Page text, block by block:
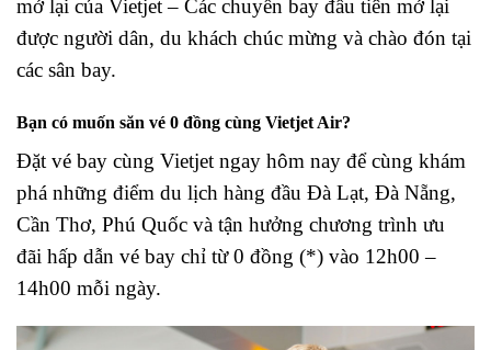
mở lại của Vietjet – Các chuyến bay đầu tiên mở lại
được người dân, du khách chúc mừng và chào đón tại
các sân bay.
Bạn có muốn săn vé 0 đồng cùng Vietjet Air?
Đặt vé bay cùng Vietjet ngay hôm nay để cùng khám
phá những điểm du lịch hàng đầu Đà Lạt, Đà Nẵng,
Cần Thơ, Phú Quốc và tận hưởng chương trình ưu
đãi hấp dẫn vé bay chỉ từ 0 đồng (*) vào 12h00 –
14h00 mỗi ngày.